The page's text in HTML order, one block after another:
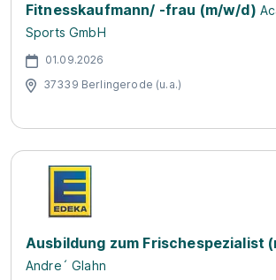
Fitnesskaufmann/ -frau (m/w/d)
Sports GmbH
01.09.2026
37339 Berlingerode (u.a.)
Ausbildung zum Frischespezialist
Andre´ Glahn